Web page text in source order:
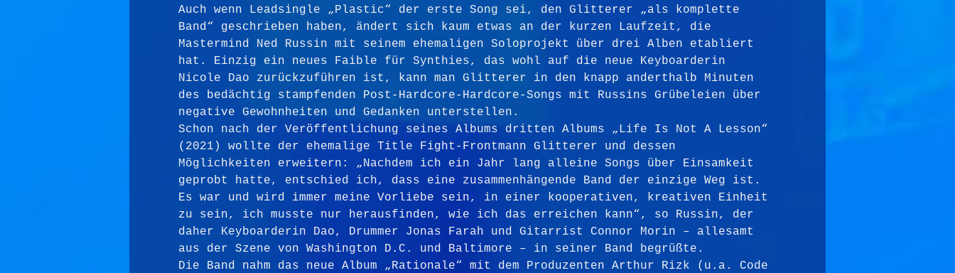
Auch wenn Leadsingle „Plastic“ der erste Song sei, den Glitterer „als komplette
Band“ geschrieben haben, ändert sich kaum etwas an der kurzen Laufzeit, die
Mastermind Ned Russin mit seinem ehemaligen Soloprojekt über drei Alben etabliert
hat. Einzig ein neues Faible für Synthies, das wohl auf die neue Keyboarderin
Nicole Dao zurückzuführen ist, kann man Glitterer in den knapp anderthalb Minuten
des bedächtig stampfenden Post-Hardcore-Hardcore-Songs mit Russins Grübeleien über
negative Gewohnheiten und Gedanken unterstellen.
Schon nach der Veröffentlichung seines Albums dritten Albums „Life Is Not A Lesson“
(2021) wollte der ehemalige Title Fight-Frontmann Glitterer und dessen
Möglichkeiten erweitern: „Nachdem ich ein Jahr lang alleine Songs über Einsamkeit
geprobt hatte, entschied ich, dass eine zusammenhängende Band der einzige Weg ist.
Es war und wird immer meine Vorliebe sein, in einer kooperativen, kreativen Einheit
zu sein, ich musste nur herausfinden, wie ich das erreichen kann“, so Russin, der
daher Keyboarderin Dao, Drummer Jonas Farah und Gitarrist Connor Morin – allesamt
aus der Szene von Washington D.C. und Baltimore – in seiner Band begrüßte.
Die Band nahm das neue Album „Rationale“ mit dem Produzenten Arthur Rizk (u.a. Code